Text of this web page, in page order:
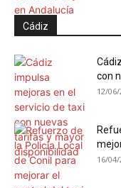
Cádiz
con
12/
16/